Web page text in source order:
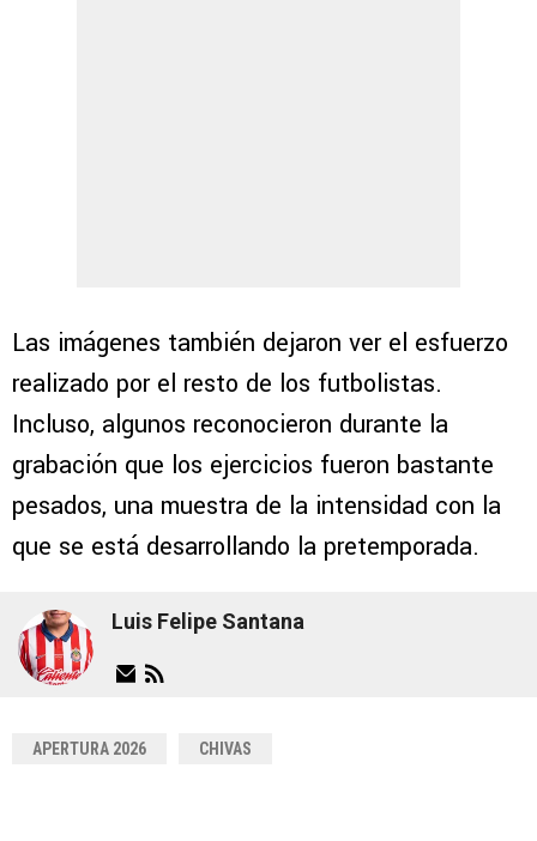
Las imágenes también dejaron ver el esfuerzo
realizado por el resto de los futbolistas.
Incluso, algunos reconocieron durante la
grabación que los ejercicios fueron bastante
pesados, una muestra de la intensidad con la
que se está desarrollando la pretemporada.
Luis Felipe Santana
APERTURA 2026 CHIVAS